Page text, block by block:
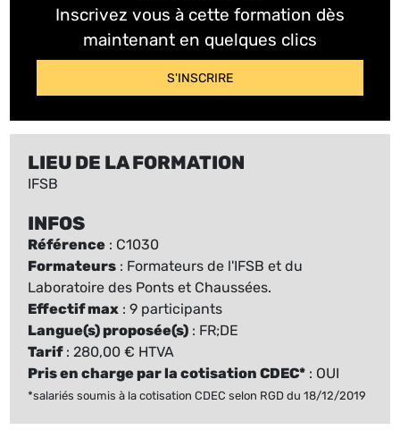
Inscrivez vous à cette formation dès
maintenant en quelques clics
S'INSCRIRE
LIEU DE LA FORMATION
IFSB
INFOS
Référence : C1030
Formateurs : Formateurs de l'IFSB et du
Laboratoire des Ponts et Chaussées.
Effectif max : 9 participants
Langue(s) proposée(s) : FR;DE
Tarif: 280,00 € HTVA
Pris en charge par la cotisation CDEC* : OUI
*salariés soumis à la cotisation CDEC selon RGD du 18/12/2019